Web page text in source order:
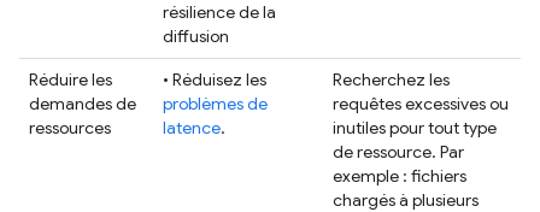
résilience de la
diffusion
Réduire les
demandes de
ressources
• Réduisez les
problèmes de
latence.
Recherchez les
requêtes excessives ou
inutiles pour tout type
de ressource. Par
exemple : fichiers
chargés à plusieurs